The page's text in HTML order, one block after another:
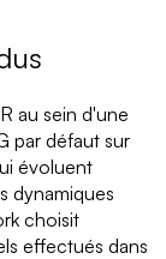
au sein d'une
par défaut sur
évoluent
dynamiques
choisit
effectués dans